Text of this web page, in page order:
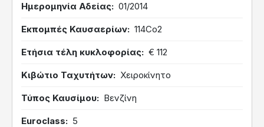
Ημερομηνία Αδείας 01/2014
Εκπομπές Καυσαερίων 114Co2
Ετήσια τέλη κυκλοφορίας € 112
Κιβώτιο Ταχυτήτων Χειροκίνητο
Τύπος Καυσίμου Βενζίνη
Euroclass 5